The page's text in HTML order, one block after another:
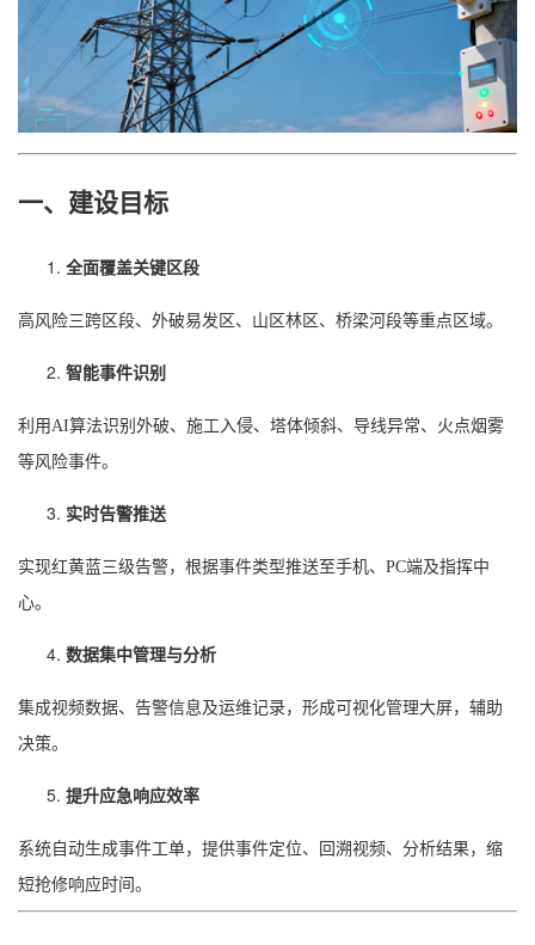
一、建设目标
全面覆盖关键区段
高风险三跨区段、外破易发区、山区林区、桥梁河段等重点区域。
智能事件识别
利用AI算法识别外破、施工入侵、塔体倾斜、导线异常、火点烟雾
等风险事件。
实时告警推送
实现红黄蓝三级告警，根据事件类型推送至手机、PC端及指挥中
心。
数据集中管理与分析
集成视频数据、告警信息及运维记录，形成可视化管理大屏，辅助
决策。
提升应急响应效率
系统自动生成事件工单，提供事件定位、回溯视频、分析结果，缩
短抢修响应时间。